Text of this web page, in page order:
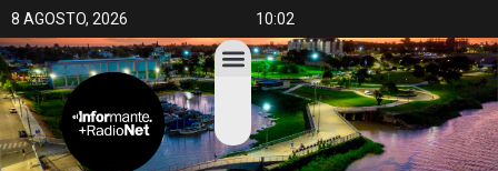
8 AGOSTO, 2026 10:02